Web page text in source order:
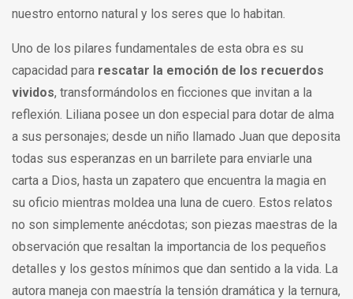
nuestro entorno natural y los seres que lo habitan.
Uno de los pilares fundamentales de esta obra es su
capacidad para rescatar la emoción de los recuerdos
vividos, transformándolos en ficciones que invitan a la
reflexión. Liliana posee un don especial para dotar de alma
a sus personajes; desde un niño llamado Juan que deposita
todas sus esperanzas en un barrilete para enviarle una
carta a Dios, hasta un zapatero que encuentra la magia en
su oficio mientras moldea una luna de cuero. Estos relatos
no son simplemente anécdotas; son piezas maestras de la
observación que resaltan la importancia de los pequeños
detalles y los gestos mínimos que dan sentido a la vida. La
autora maneja con maestría la tensión dramática y la ternura,